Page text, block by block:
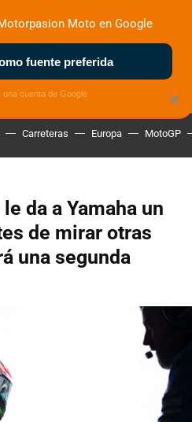
MOTOS ELÉCTRICAS
Carreteras Europa MotoGP
da a Yamaha un
de mirar otras
una segunda
×
Moto en Google
fuente preferida
una cuenta de Google